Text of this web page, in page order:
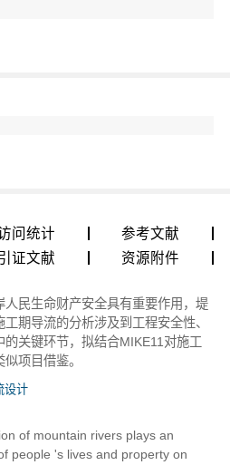
问统计
参考文献
证文献 资源附件
民生命财产安全具有重要作用，堤
期导流的分析涉及到工程安全性、
关键环节，拟结合MIKE11对施工
项目借鉴。
设计
of mountain rivers plays an
people 's lives and property on